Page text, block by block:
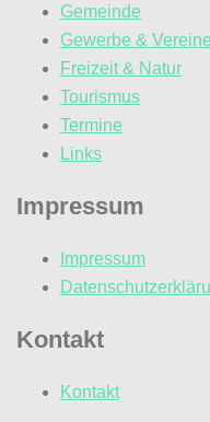
Gemeinde
Gewerbe & Vereine
Freizeit & Natur
Tourismus
Termine
Links
Impressum
Impressum
Kontakt
Kontakt